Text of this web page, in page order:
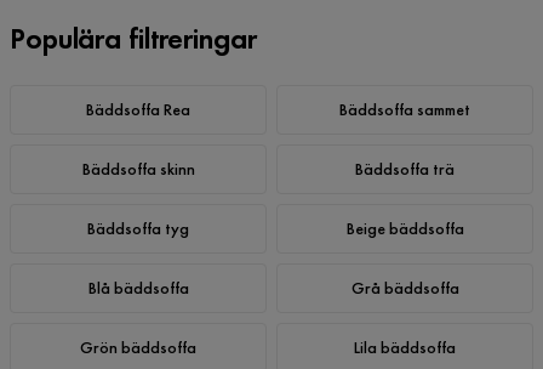
Populära filtreringar
Bäddsoffa Rea Bäddsoffa sammet
Bäddsoffa skinn Bäddsoffa trä
Bäddsoffa tyg Beige bäddsoffa
Blå bäddsoffa Grå bäddsoffa
Grön bäddsoffa Lila bäddsoffa